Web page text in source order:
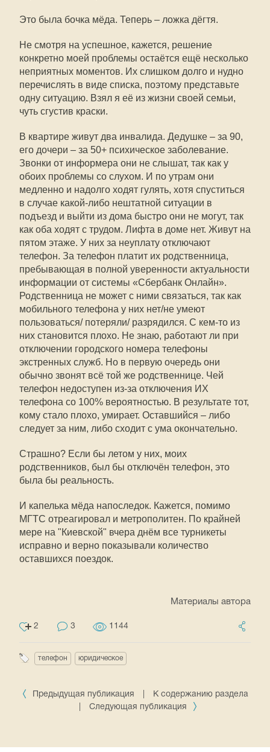
Это была бочка мёда. Теперь – ложка дёгтя.
Не смотря на успешное, кажется, решение
конкретно моей проблемы остаётся ещё несколько
неприятных моментов. Их слишком долго и нудно
перечислять в виде списка, поэтому представьте
одну ситуацию. Взял я её из жизни своей семьи,
чуть сгустив краски.
В квартире живут два инвалида. Дедушке – за 90,
его дочери – за 50+ психическое заболевание.
Звонки от информера они не слышат, так как у
обоих проблемы со слухом. И по утрам они
медленно и надолго ходят гулять, хотя спуститься
в случае какой-либо нештатной ситуации в
подъезд и выйти из дома быстро они не могут, так
как оба ходят с трудом. Лифта в доме нет. Живут на
пятом этаже. У них за неуплату отключают
телефон. За телефон платит их родственница,
пребывающая в полной уверенности актуальности
информации от системы «Сбербанк Онлайн».
Родственница не может с ними связаться, так как
мобильного телефона у них нет/не умеют
пользоваться/ потеряли/ разрядился. С кем-то из
них становится плохо. Не знаю, работают ли при
отключении городского номера телефоны
экстренных служб. Но в первую очередь они
обычно звонят всё той же родственнице. Чей
телефон недоступен из-за отключения ИХ
телефона со 100% вероятностью. В результате тот,
кому стало плохо, умирает. Оставшийся – либо
следует за ним, либо сходит с ума окончательно.
Страшно? Если бы летом у них, моих
родственников, был бы отключён телефон, это
была бы реальность.
И капелька мёда напоследок. Кажется, помимо
МГТС отреагировал и метрополитен. По крайней
мере на "Киевской" вчера днём все турникеты
исправно и верно показывали количество
оставшихся поездок.
Материалы автора
2 3 1144
телефон юридическое
Предыдущая публикация
К содержанию раздела
Следующая публикация